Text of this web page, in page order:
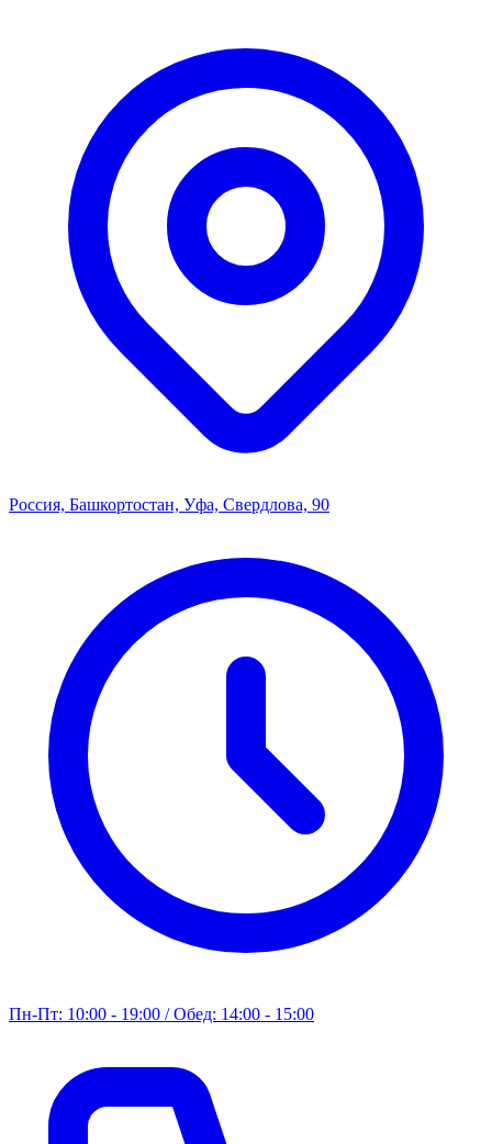
Россия, Башкортостан, Уфа, Свердлова, 90
Пн-Пт: 10:00 - 19:00 / Обед: 14:00 - 15:00